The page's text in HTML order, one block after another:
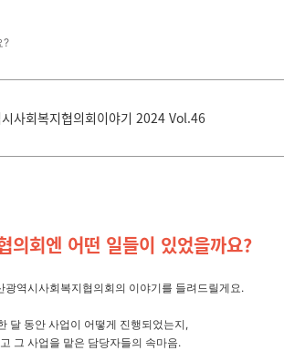
?
사회복지협의회이야기 2024 Vol.46
의회엔 어떤 일들이 있었을까요?
광역시사회복지협의회의 이야기를 들려드릴게요.
달 동안 사업이 어떻게 진행되었는지,
그 사업을 맡은 담당자들의 속마음.